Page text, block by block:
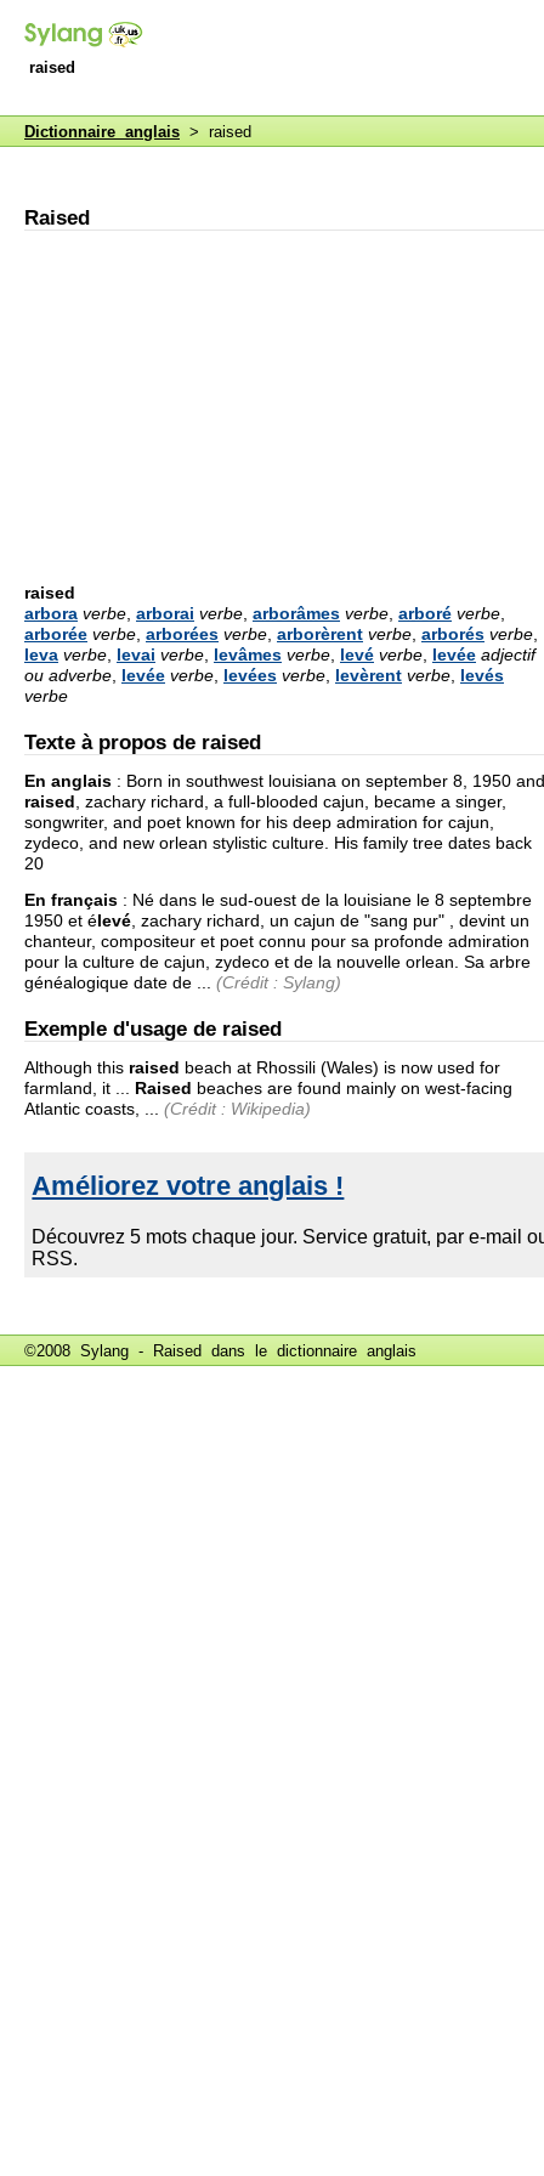
raised
Dictionnaire anglais > raised
Raised
raised
arbora verbe arborai verbe arborâmes verbe arboré verbe
arborée verbe arborées verbe arborèrent verbe arborés verbe
leva verbe levai verbe levâmes verbe levé verbe levée adjectif
ou adverbe levée verbe levées verbe levèrent verbe levés
verbe
Texte à propos de raised
En anglais : Born in southwest louisiana on september 8, 1950 and
raised , zachary richard, a full-blooded cajun, became a singer,
songwriter, and poet known for his deep admiration for cajun,
zydeco, and new orlean stylistic culture. His family tree dates back
20
En français : Né dans le sud-ouest de la louisiane le 8 septembre
1950 et élevé , zachary richard, un cajun de "sang pur" , devint un
chanteur, compositeur et poet connu pour sa profonde admiration
pour la culture de cajun, zydeco et de la nouvelle orlean. Sa arbre
généalogique date de ...
(Crédit : Sylang)
Exemple d'usage de raised
Although this raised beach at Rhossili (Wales) is now used for
farmland, it ... Raised beaches are found mainly on west-facing
Atlantic coasts, ... (Crédit : Wikipedia)
©2008 Sylang - Raised dans le dictionnaire anglais